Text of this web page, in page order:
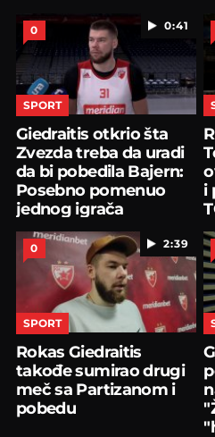
0:41
0
SPORT
Giedraitis otkrio šta
Zvezda treba da uradi
da bi pobedila Bajern:
Posebno pomenuo
jednog igrača
i
2:39
0
SPORT
Rokas Giedraitis
takođe sumirao drugi
meč sa Partizanom i
pobedu